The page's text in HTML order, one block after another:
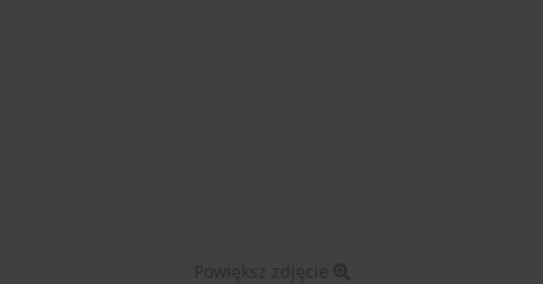
Powiększ zdjęcie